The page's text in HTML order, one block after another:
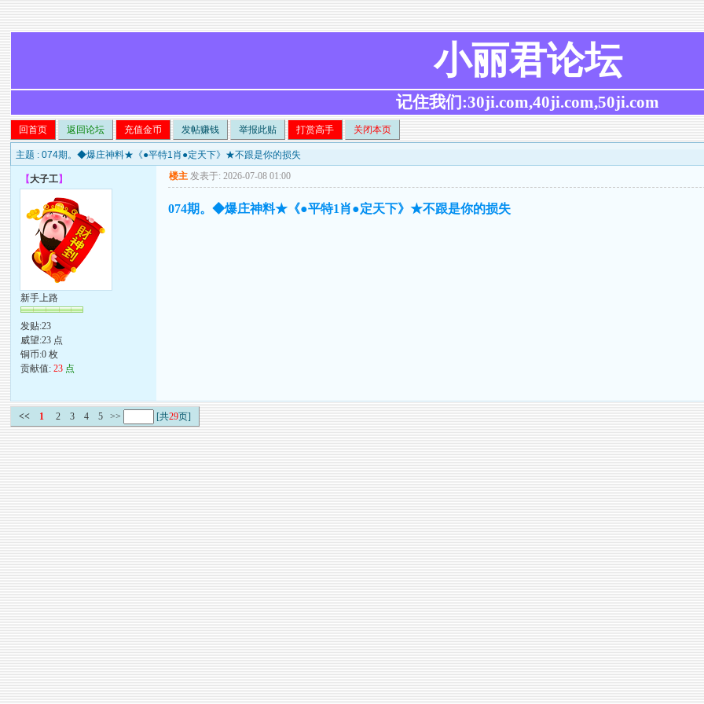
小丽君论坛
记住我们:30ji.com,40ji.com,50ji.com
回首页 返回论坛 充值金币 发帖赚钱 举报此贴 打赏高手 关闭本页
主题 :074期。◆爆庄神料★《●平特1肖●定天下》★不跟是你的损失
【大子工】
新手上路
发贴:23
威望:23 点
铜币:0 枚
贡献值:23 点
楼主 发表于: 2026-07-08 01:00
074期。◆爆庄神料★《●平特1肖●定天下》★不跟是你的损失
<< 1 2 3 4 5 >> [共29页]